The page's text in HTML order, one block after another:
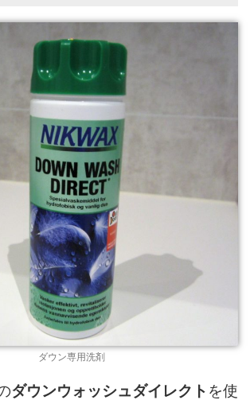
ダウン専用洗剤
ダウンウォッシュダイレクト を使